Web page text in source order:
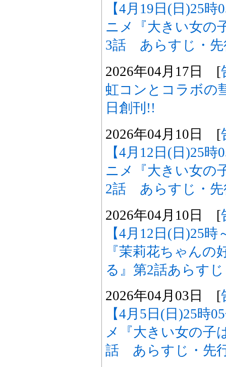
【4月19日(日)25
ニメ『大きい女の
3話 あらすじ・先
2026年04月17日 [
虹コンとコラボの
日創刊!!
2026年04月10日 [
【4月12日(日)25
ニメ『大きい女の
2話 あらすじ・先
2026年04月10日 [
【4月12日(日)25
『茉莉花ちゃん
る』第2話あらす
2026年04月03日 [
【4月5日(日)25時
メ『大きい女の子
話 あらすじ・先